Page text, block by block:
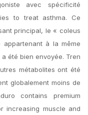
avec spécificité
to treat asthma. Ce
principal, le « coleus
appartenant à la même
été bien envoyée. Tren
métabolites ont été
globalement moins de
contains premium
increasing muscle and